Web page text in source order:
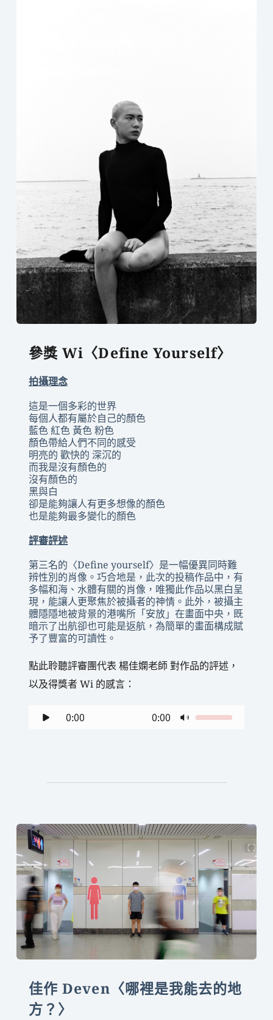
參獎 Wi〈Define Yourself〉
拍攝理念
這是一個多彩的世界
每個人都有屬於自己的顏色
藍色 紅色 黃色 粉色
顏色帶給人們不同的感受
明亮的 歡快的 深沉的
而我是沒有顏色的
沒有顏色的
黑與白
卻是能夠讓人有更多想像的顏色
也是能夠最多變化的顏色
評審評述
第三名的〈Define yourself〉是一幅優異同時難
辨性別的肖像。巧合地是，此次的投稿作品中，有
多幅和海、水體有關的肖像，唯獨此作品以黑白呈
現，能讓人更聚焦於被攝者的神情。此外，被攝主
體隱隱地被背景的港嘴所「安放」在畫面中央，既
暗示了出航卻也可能是返航，為簡單的畫面構成賦
予了豐富的可讀性。
點此聆聽評審團代表 楊佳嫻老師 對作品的評述，
以及得獎者 Wi 的感言：
0:00 0:00
佳作 Deven〈哪裡是我能去的地
方？〉